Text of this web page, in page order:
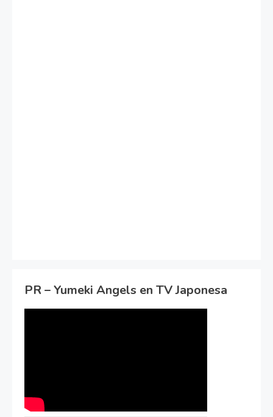
PR – Yumeki Angels en TV Japonesa